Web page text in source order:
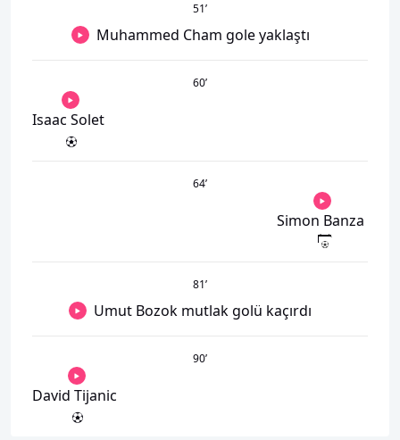
51’
Muhammed Cham gole yaklaştı
60’
Isaac Solet
64’
Simon Banza
81’
Umut Bozok mutlak golü kaçırdı
90’
David Tijanic